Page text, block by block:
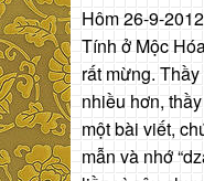
Hôm 26-9-
Tính ở Mộc
rất mừng.
nhiều hơn,
một bài viết,
mẫn và nhớ